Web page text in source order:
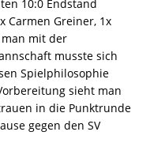
10:0 Endstand
Carmen Greiner, 1x
man mit der
musste sich
Spielphilosophie
sieht man
in die Punktrunde
gegen den SV